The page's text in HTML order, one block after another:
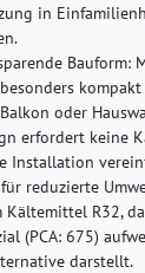
in
Bauform:
oder
erfordert keine
Installation
reduzierte
R32,
(PCA: 675)
darstellt.